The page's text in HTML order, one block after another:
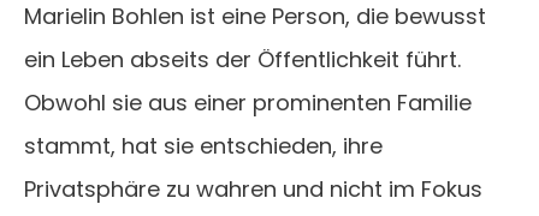
Marielin Bohlen ist eine Person, die bewusst
ein Leben abseits der Öffentlichkeit führt.
Obwohl sie aus einer prominenten Familie
stammt, hat sie entschieden, ihre
Privatsphäre zu wahren und nicht im Fokus